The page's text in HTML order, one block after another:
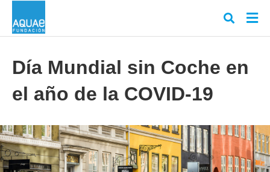
y
en
Día Mundial sin Coche en
el año de la COVID-19